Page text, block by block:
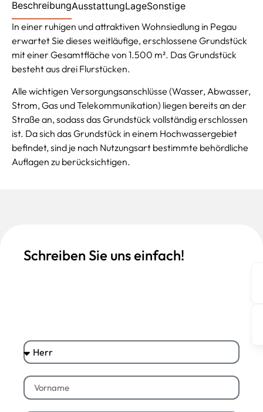
BeschreibungAusstattungLageSonstige
In einer ruhigen und attraktiven Wohnsiedlung in Pegau
erwartet Sie dieses weitläufige, erschlossene Grundstück
mit einer Gesamtfläche von 1.500 m². Das Grundstück
besteht aus drei Flurstücken.
Alle wichtigen Versorgungsanschlüsse (Wasser, Abwasser,
Strom, Gas und Telekommunikation) liegen bereits an der
Straße an, sodass das Grundstück vollständig erschlossen
ist. Da sich das Grundstück in einem Hochwassergebiet
befindet, sind je nach Nutzungsart bestimmte behördliche
Auflagen zu berücksichtigen.
Schreiben Sie uns einfach!